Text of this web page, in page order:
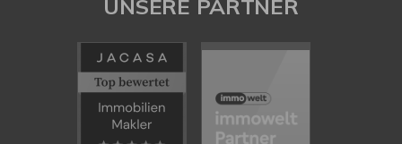
UNSERE PARTNER